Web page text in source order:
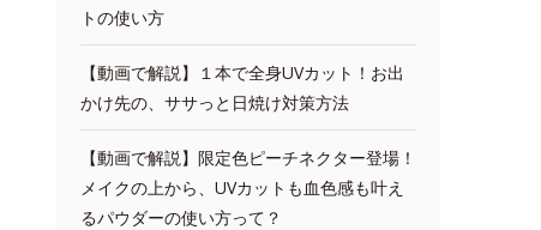
トの使い方
【動画で解説】１本で全身UVカット！お出
かけ先の、ササっと日焼け対策方法
【動画で解説】限定色ピーチネクター登場！
メイクの上から、UVカットも血色感も叶え
るパウダーの使い方って？